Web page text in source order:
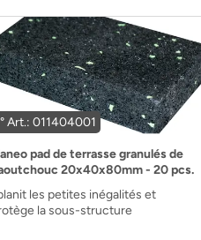
Art.: 011404001
pad de terrasse granulés de
20x40x80mm - 20 pcs.
les petites inégalités et
la sous-structure